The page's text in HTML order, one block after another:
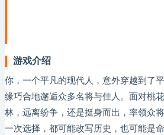
游戏介绍
你，一个平凡的现代人，意外穿越到了
缘巧合地邂逅众多名将与佳人。面对桃
林，远离纷争，还是挺身而出，率领众
一次选择，都可能改写历史，也可能是命